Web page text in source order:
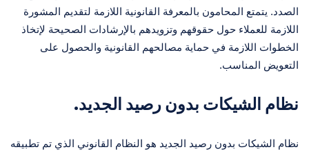
الصدد. يتمتع المحامون بالمعرفة القانونية اللازمة لتقديم المشورة
اللازمة للعملاء حول حقوقهم وتزويدهم بالإرشادات الصحيحة لإتخاذ
الخطوات اللازمة في حماية مصالحهم القانونية والحصول على
التعويض المناسب.
نظام الشيكات بدون رصيد الجديد.
نظام الشيكات بدون رصيد الجديد هو النظام القانوني الذي تم تطبيقه